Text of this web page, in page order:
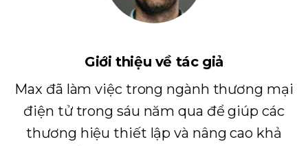
Giới thiệu về tác giả
Max đã làm việc trong ngành thương mại
điện tử trong sáu năm qua để giúp các
thương hiệu thiết lập và nâng cao khả